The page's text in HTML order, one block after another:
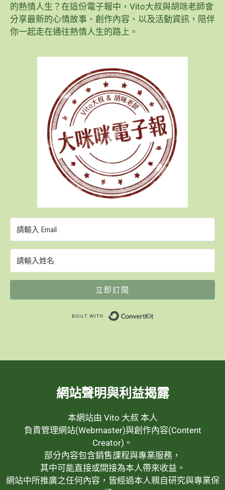
的熱情人生？在這份電子報中，Vito大叔與胡咪老師會
分享最新的心情故事、創作內容、以及活動資訊，陪伴
你一起走在通往熱情人生的路上。
立即訂閱
網站聲明與利益揭露
本網站由 Vito 大叔 本人
負責管理網站(Webmaster)與創作內容(Content
Creator)。
部分內容包含銷售課程與專業服務，
其中可能直接或間接為本人帶來收益。
網站中所推廣之任何內容，皆經過本人親自研究與專業保